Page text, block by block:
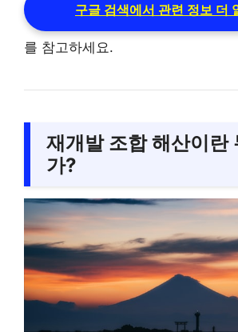
구글 검색에서 관련 정보 더
를 참고하세요.
재개발 조합 해산이란
가?